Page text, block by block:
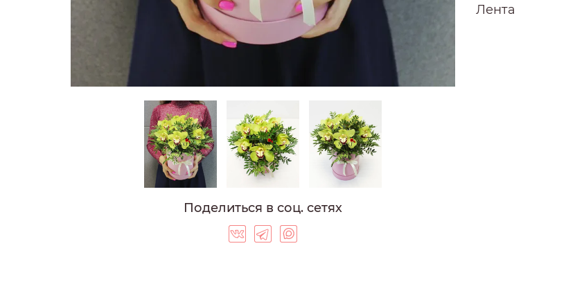
ФРАНЦУЗСКИЕ РОЗЫ
ВЫСОКИЕ РОЗЫ
ОРАНЖЕВЫЕ РОЗЫ
РОЗЫ 40 СМ
РОЗЫ 50 СМ
РОЗЫ 60 СМ
Поделиться в соц. сетях
Лента